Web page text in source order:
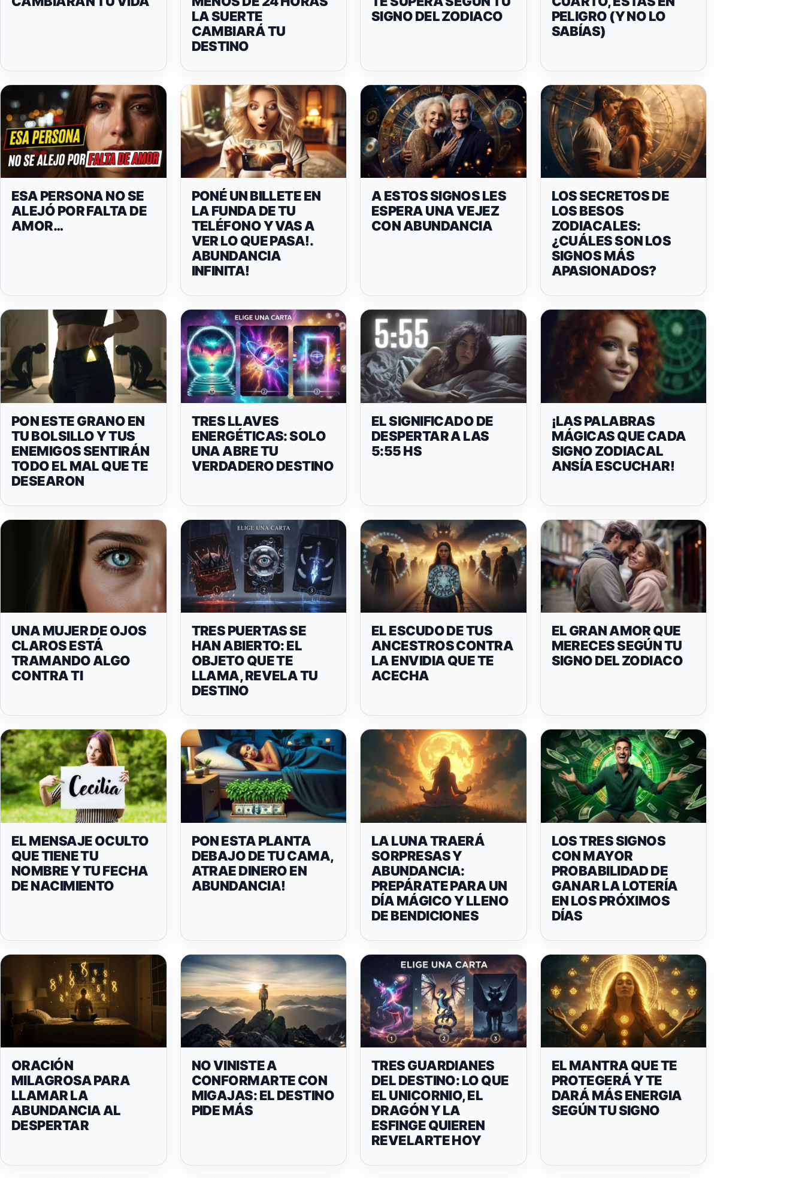
LA SUERTE
CAMBIARÁ TU
DESTINO
SIGNO DEL ZODIACO
PELIGRO (Y NO LO
SABÍAS)
ESA PERSONA NO SE
ALEJÓ POR FALTA DE
AMOR…
PONÉ UN BILLETE EN
LA FUNDA DE TU
TELÉFONO Y VAS A
VER LO QUE PASA!.
ABUNDANCIA
INFINITA!
A ESTOS SIGNOS LES
ESPERA UNA VEJEZ
CON ABUNDANCIA
LOS SECRETOS DE
LOS BESOS
ZODIACALES:
¿CUÁLES SON LOS
SIGNOS MÁS
APASIONADOS?
PON ESTE GRANO EN
TU BOLSILLO Y TUS
ENEMIGOS SENTIRÁN
TODO EL MAL QUE TE
DESEARON
TRES LLAVES
ENERGÉTICAS: SOLO
UNA ABRE TU
VERDADERO DESTINO
EL SIGNIFICADO DE
DESPERTAR A LAS
5:55 HS
¡LAS PALABRAS
MÁGICAS QUE CADA
SIGNO ZODIACAL
ANSÍA ESCUCHAR!
UNA MUJER DE OJOS
CLAROS ESTÁ
TRAMANDO ALGO
CONTRA TI
TRES PUERTAS SE
HAN ABIERTO: EL
OBJETO QUE TE
LLAMA, REVELA TU
DESTINO
EL ESCUDO DE TUS
ANCESTROS CONTRA
LA ENVIDIA QUE TE
ACECHA
EL GRAN AMOR QUE
MERECES SEGÚN TU
SIGNO DEL ZODIACO
EL MENSAJE OCULTO
QUE TIENE TU
NOMBRE Y TU FECHA
DE NACIMIENTO
PON ESTA PLANTA
DEBAJO DE TU CAMA,
ATRAE DINERO EN
ABUNDANCIA!
LA LUNA TRAERÁ
SORPRESAS Y
ABUNDANCIA:
PREPÁRATE PARA UN
DÍA MÁGICO Y LLENO
DE BENDICIONES
LOS TRES SIGNOS
CON MAYOR
PROBABILIDAD DE
GANAR LA LOTERÍA
EN LOS PRÓXIMOS
DÍAS
ORACIÓN
MILAGROSA PARA
LLAMAR LA
ABUNDANCIA AL
DESPERTAR
NO VINISTE A
CONFORMARTE CON
MIGAJAS: EL DESTINO
PIDE MÁS
TRES GUARDIANES
DEL DESTINO: LO QUE
EL UNICORNIO, EL
DRAGÓN Y LA
ESFINGE QUIEREN
REVELARTE HOY
EL MANTRA QUE TE
PROTEGERÁ Y TE
DARÁ MÁS ENERGIA
SEGÚN TU SIGNO